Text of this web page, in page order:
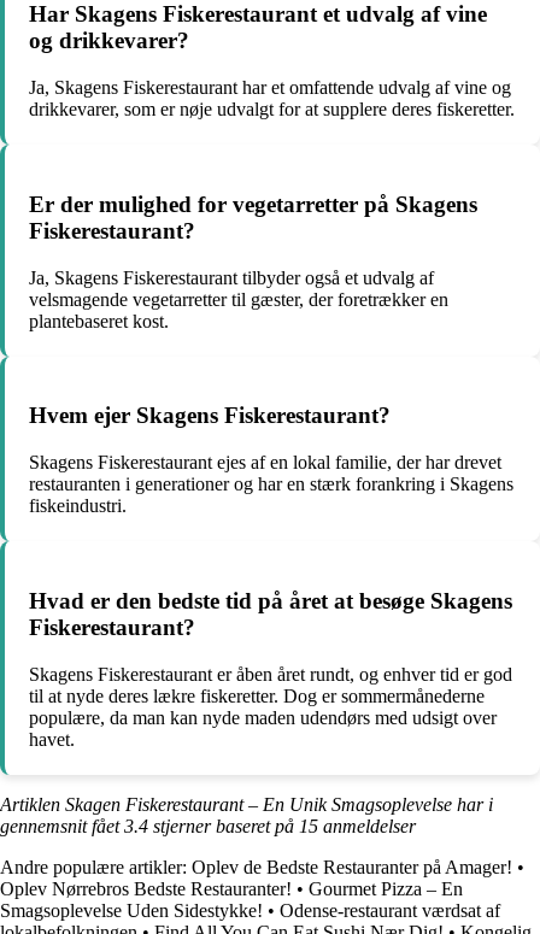
Har Skagens Fiskerestaurant et udvalg af vine
og drikkevarer?
Ja, Skagens Fiskerestaurant har et omfattende udvalg af vine og
drikkevarer, som er nøje udvalgt for at supplere deres fiskeretter.
Er der mulighed for vegetarretter på Skagens
Fiskerestaurant?
Ja, Skagens Fiskerestaurant tilbyder også et udvalg af
velsmagende vegetarretter til gæster, der foretrækker en
plantebaseret kost.
Hvem ejer Skagens Fiskerestaurant?
Skagens Fiskerestaurant ejes af en lokal familie, der har drevet
restauranten i generationer og har en stærk forankring i Skagens
fiskeindustri.
Hvad er den bedste tid på året at besøge Skagens
Fiskerestaurant?
Skagens Fiskerestaurant er åben året rundt, og enhver tid er god
til at nyde deres lækre fiskeretter. Dog er sommermånederne
populære, da man kan nyde maden udendørs med udsigt over
havet.
Artiklen Skagen Fiskerestaurant – En Unik Smagsoplevelse har i
gennemsnit fået3.4 stjerner baseret på 15 anmeldelser
Andre populære artikler: Oplev de Bedste Restauranter på Amager! •
Oplev Nørrebros Bedste Restauranter! • Gourmet Pizza – En
Smagsoplevelse Uden Sidestykke! • Odense-restaurant værdsat af